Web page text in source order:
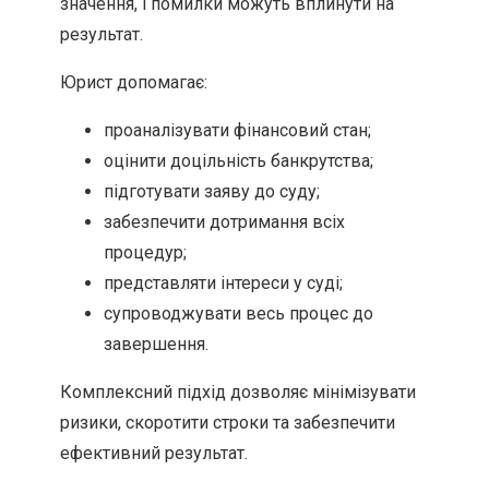
результат.
Юрист допомагає:
проаналізувати фінансовий стан;
оцінити доцільність банкрутства;
підготувати заяву до суду;
забезпечити дотримання всіх
процедур;
представляти інтереси у суді;
супроводжувати весь процес до
завершення.
Комплексний підхід дозволяє мінімізувати
ризики, скоротити строки та забезпечити
ефективний результат.